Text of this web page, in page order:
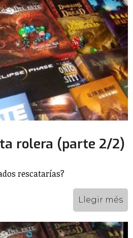
rolera (parte 2/2)
rescatarías?
Llegir més